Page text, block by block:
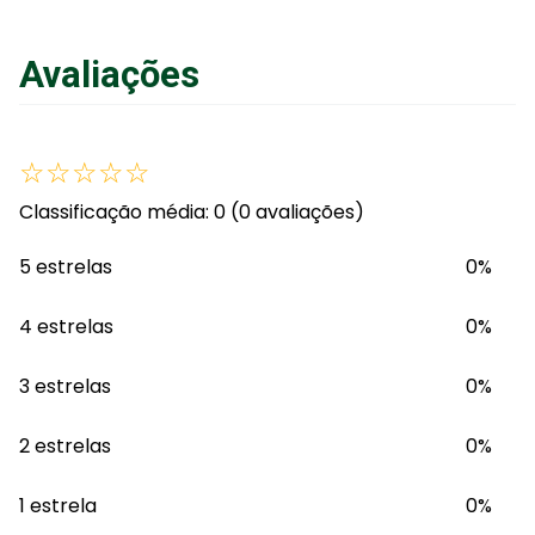
Avaliações
☆☆☆☆☆
Classificação média: 0 (0 avaliações)
5 estrelas
0%
4 estrelas 0%
3 estrelas 0%
2 estrelas 0%
1 estrela 0%